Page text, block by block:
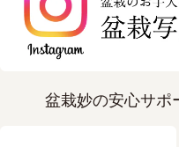
盆栽妙の安心サポ